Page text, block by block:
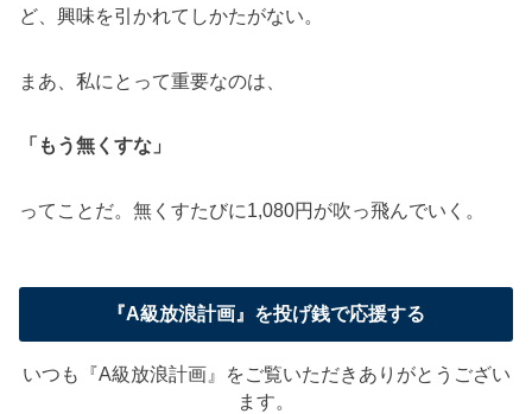
ど、興味を引かれてしかたがない。
まあ、私にとって重要なのは、
「もう無くすな」
ってことだ。無くすたびに1,080円が吹っ飛んでいく。
『A級放浪計画』を投げ銭で応援する
いつも『A級放浪計画』をご覧いただきありがとうござい
ます。